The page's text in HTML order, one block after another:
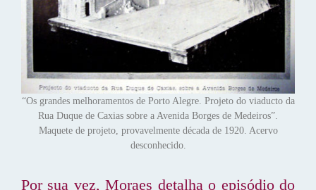
“Os grandes melhoramentos de Porto Alegre. Projeto do viaducto da
Rua Duque de Caxias sobre a Avenida Borges de Medeiros”.
Maquete de projeto, provavelmente década de 1920. Acervo
desconhecido.
Por sua vez, Moraes detalha o episódio do